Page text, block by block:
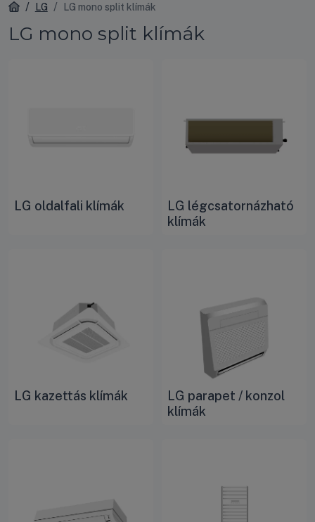
LG LG mono split klímák
LG mono split klímák
LG oldalfali klímák
LG légcsatornázható
klímák
LG kazettás klímák
LG parapet / konzol
klímák